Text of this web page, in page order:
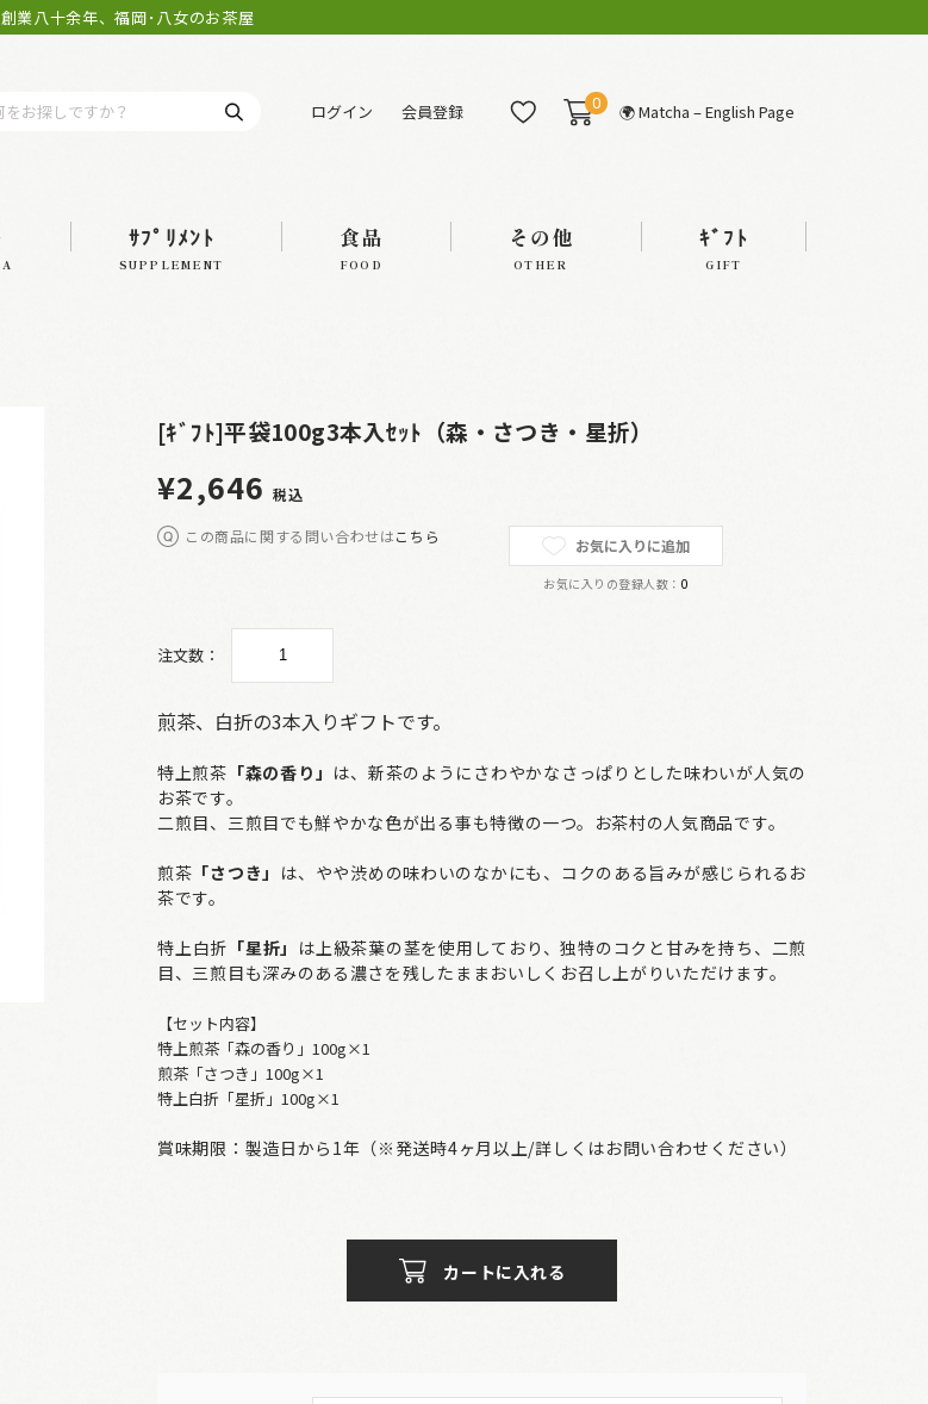
創業八十余年、福岡･八女のお茶屋
ログイン 会員登録 0 🌍 Matcha – English Page
ｻﾌﾟﾘﾒﾝﾄ
SUPPLEMENT
食品
FOOD
その他
OTHER
ｷﾞﾌﾄ
GIFT
[ｷﾞﾌﾄ]平袋100g3本入ｾｯﾄ（森・さつき・星折）
¥2,646 税込
この商品に関する問い合わせはこちら お気に入りに追加
お気に入りの登録人数： 0
注文数：
煎茶、白折の3本入りギフトです。
特上煎茶 「森の香り」 は、新茶のようにさわやかなさっぱりとした味わいが人気の
お茶です。
二煎目、三煎目でも鮮やかな色が出る事も特徴の一つ。お茶村の人気商品です。
煎茶 「さつき」 は、やや渋めの味わいのなかにも、コクのある旨みが感じられるお
茶です。
特上白折 「星折」 は上級茶葉の茎を使用しており、独特のコクと甘みを持ち、二煎
目、三煎目も深みのある濃さを残したままおいしくお召し上がりいただけます。
【セット内容】
特上煎茶「森の香り」100g×1
煎茶「さつき」100g×1
特上白折「星折」100g×1
賞味期限：製造日から1年（※発送時4ヶ月以上/詳しくはお問い合わせください）
カートに入れる